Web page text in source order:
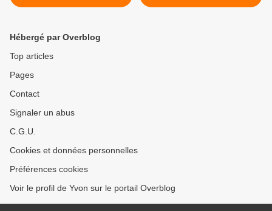
Hébergé par Overblog
Top articles
Pages
Contact
Signaler un abus
C.G.U.
Cookies et données personnelles
Préférences cookies
Voir le profil de Yvon sur le portail Overblog